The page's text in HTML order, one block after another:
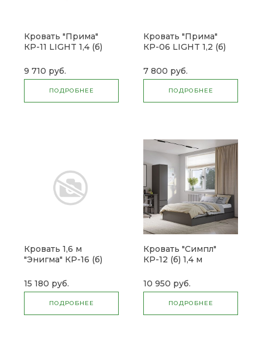
Кровать "Прима"
КР-11 LIGHT 1,4 (б)
9 710 руб.
ПОДРОБНЕЕ
Кровать "Прима"
КР-06 LIGHT 1,2 (б)
7 800 руб.
ПОДРОБНЕЕ
Кровать 1,6 м
"Энигма" КР-16 (б)
15 180 руб.
ПОДРОБНЕЕ
Кровать "Симпл"
КР-12 (б) 1,4 м
10 950 руб.
ПОДРОБНЕЕ